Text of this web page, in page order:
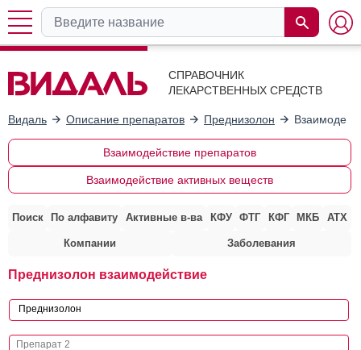
СПРАВОЧНИК
ЛЕКАРСТВЕННЫХ СРЕДСТВ
Видаль Описание препаратов Преднизолон
Взаимодействие препаратов
Взаимодействие активных веществ
Поиск По алфавиту Активные в-ва КФУ ФТГ КФГ МКБ АТХ
Компании Заболевания
Преднизолон взаимодействие